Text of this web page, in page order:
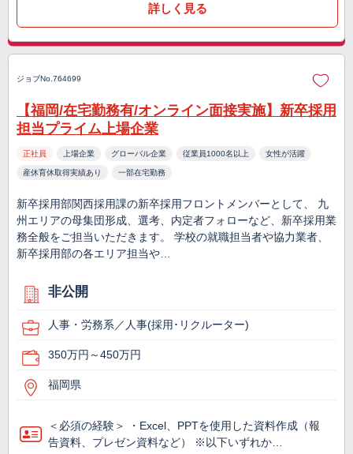
詳しく見る
ジョブNo.764699
【福岡/在宅勤務有/オンライン面接実施】新卒採用
担当プライム上場企業
正社員 上場企業 グローバル企業 従業員1000名以上 女性が活躍
産休育休取得実績あり 一部在宅勤務
新卒採用部関西採用課の新卒採用フロントメンバーとして、 九
州エリアの母集団形成、選考、内定者フォローなど、新卒採用業
務全般をご担当いただきます。 学校の就職担当者や協力業者、
新卒採用部の各エリア担当や…
非公開
人事・労務系／人事(採用･リクルーター)
350万円～450万円
福岡県
＜必須の経験＞ ・Excel、PPTを使用した資料作成（報
告資料、プレゼン資料など） ※以下いずれか…